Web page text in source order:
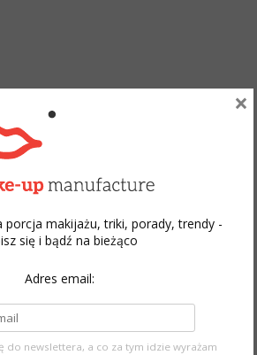
makijażu, triki, porady, trendy -
się i bądź na bieżąco
Adres email:
do newslettera, a co za tym idzie wyrażam
×